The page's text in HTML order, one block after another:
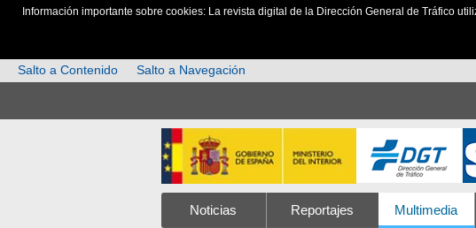
Información importante sobre cookies: La revista digital de la Dirección General de Tráfico
Salto a Contenido
Salto a Navegación
Noticias Reportajes Multimedia